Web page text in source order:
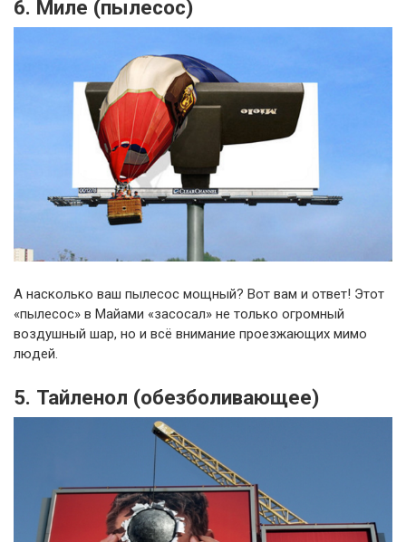
6. Миле (пылесос)
А насколько ваш пылесос мощный? Вот вам и ответ! Этот
«пылесос» в Майами «засосал» не только огромный
воздушный шар, но и всё внимание проезжающих мимо
людей.
5. Тайленол (обезболивающее)